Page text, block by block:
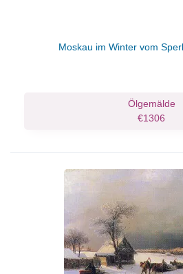
Moskau im Winter vom
Ölgemälde
€1306